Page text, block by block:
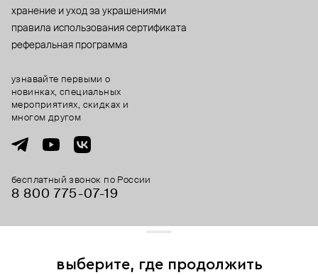
хранение и уход за украшениями
правила использования сертификата
реферальная программа
бесплатный звонок по России
8 800 775⁠-07⁠-19
узнавайте первыми о
новинках, специальных
мероприятиях, скидках и
многом другом
выберите, где продолжить